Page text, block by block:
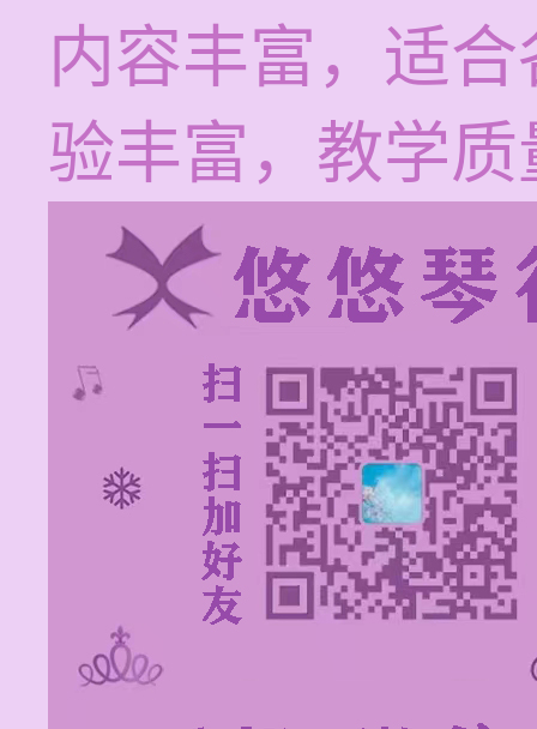
内容丰富，适
验丰富，教学